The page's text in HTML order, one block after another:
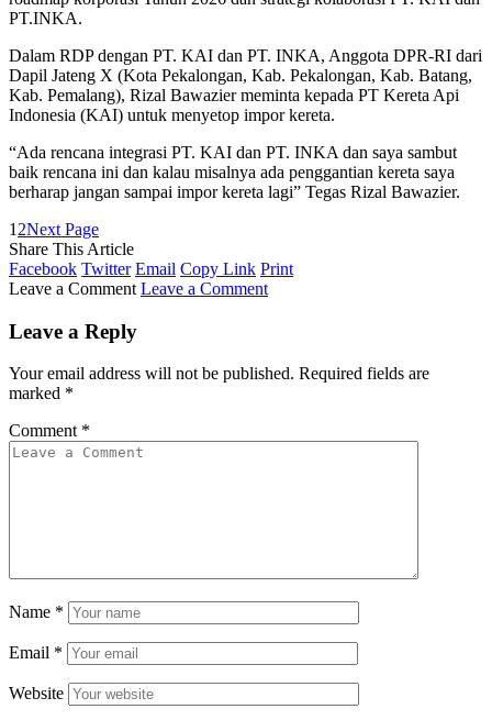
PT.INKA.
Dalam RDP dengan PT. KAI dan PT. INKA, Anggota DPR-RI dari
Dapil Jateng X (Kota Pekalongan, Kab. Pekalongan, Kab. Batang,
Kab. Pemalang), Rizal Bawazier meminta kepada PT Kereta Api
Indonesia (KAI) untuk menyetop impor kereta.
“Ada rencana integrasi PT. KAI dan PT. INKA dan saya sambut
baik rencana ini dan kalau misalnya ada penggantian kereta saya
berharap jangan sampai impor kereta lagi” Tegas Rizal Bawazier.
1 2Next Page
Share This Article
Facebook Twitter Email Copy Link Print
Leave a Comment Leave a Comment
Leave a Reply
Your email address will not be published. Required fields are
marked *
Comment *
Name *
Email *
Website